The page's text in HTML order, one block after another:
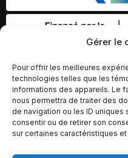
Gérer le
Pour offrir les meilleures
technologies telles que les
informations des appareils. Le
nous permettra de traiter des
de navigation ou les ID uniques
consentir ou de retirer son
sur certaines caractéristiques